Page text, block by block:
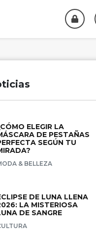
ELEGIR LA
DE PESTAÑAS
SEGÚN TU
& BELLEZA
DE LUNA LLENA
LA MISTERIOSA
DE SANGRE